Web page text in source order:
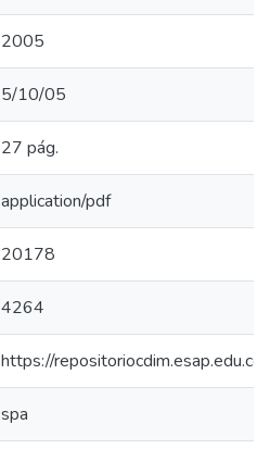
2005
5/10/05
27 pág.
application/pdf
20178
4264
https://
spa